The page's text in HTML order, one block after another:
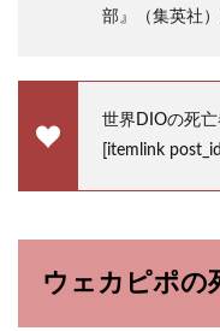
部』（集英社
世界DIOの死亡
[itemlink
ウェカピポの